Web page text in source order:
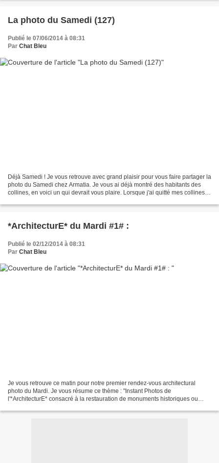
La photo du Samedi (127)
Publié le 07/06/2014 à 08:31
Par Chat Bleu
Déjà Samedi ! Je vous retrouve avec grand plaisir pour vous faire partager la
photo du Samedi chez Armatia. Je vous ai déjà montré des habitants des
collines, en voici un qui devrait vous plaire. Lorsque j'ai quitté mes collines,
*ArchitecturE* du Mardi #1# :
Publié le 02/12/2014 à 08:31
Par Chat Bleu
Je vous retrouve ce matin pour notre premier rendez-vous architectural
photo du Mardi. Je vous résume ce thème : "Instant Photos de
l'*ArchitecturE* consacré à la restauration de monuments historiques ou